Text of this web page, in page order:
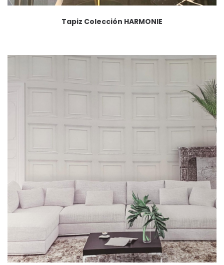
Tapiz Colección HARMONIE